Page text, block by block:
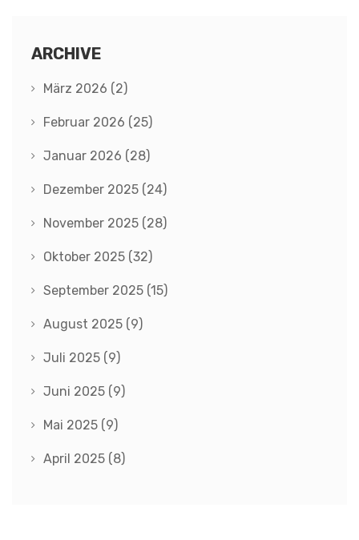
ARCHIVE
März 2026 (2)
Februar 2026 (25)
Januar 2026 (28)
Dezember 2025 (24)
November 2025 (28)
Oktober 2025 (32)
September 2025 (15)
August 2025 (9)
Juli 2025 (9)
Juni 2025 (9)
Mai 2025 (9)
April 2025 (8)